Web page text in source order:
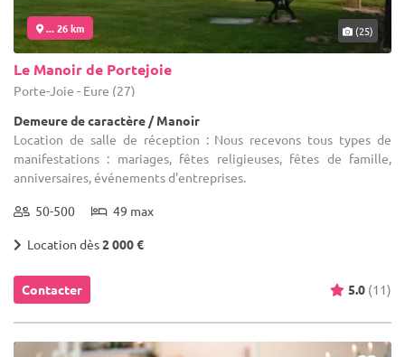
... 26 km (25)
Le Manoir de Portejoie
Porte-Joie - Eure (27)
Demeure de caractère / Manoir
Location de salle de réception : Nous recevons tous types de
manifestations : mariages, fêtes religieuses, fêtes de famille,
anniversaires, événements d'entreprises.
50-500 49 max
Location dès2 000 €
Contacter 5.0 (11)